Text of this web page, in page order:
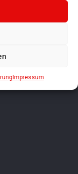
Impressum